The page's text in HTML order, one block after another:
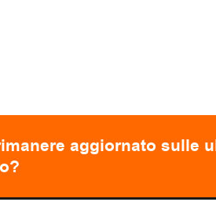
aggiornato sulle